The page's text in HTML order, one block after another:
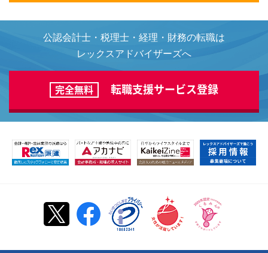
公認会計士・税理士・経理・財務の転職は
レックスアドバイザーズへ
完全無料 転職支援サービス登録